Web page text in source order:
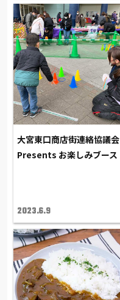
大宮東口商店街連絡協議会
Presents お楽しみブース
2023.6.9